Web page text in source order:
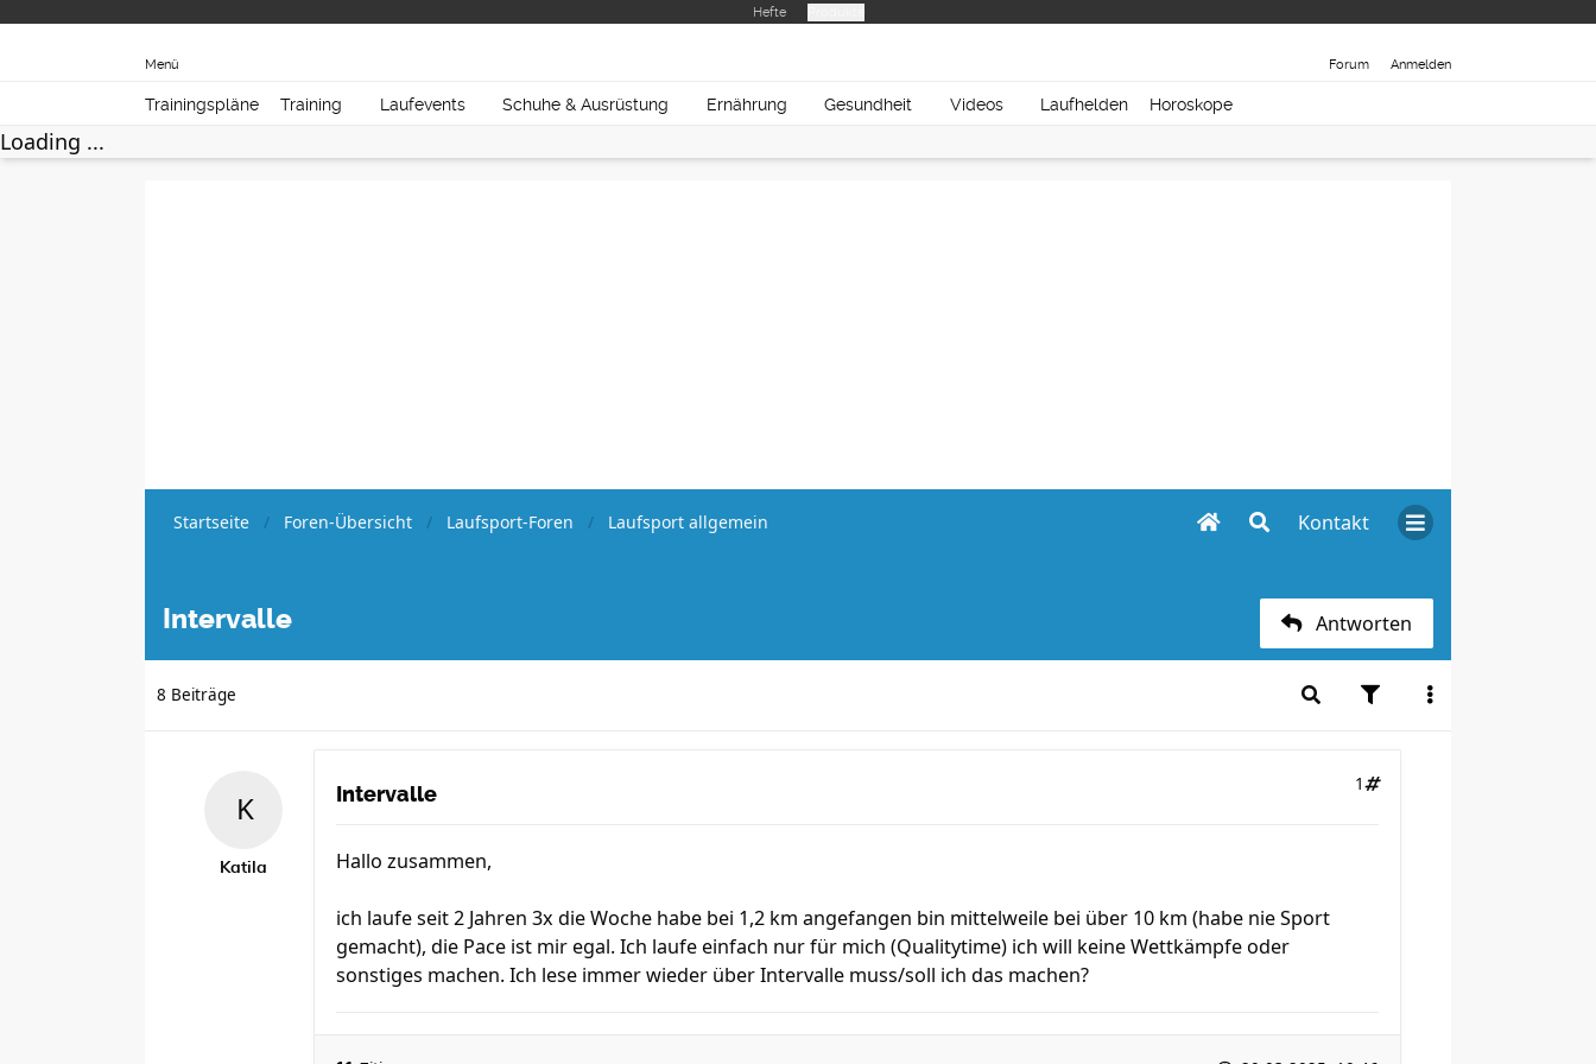
Hefte
Forum Anmelden
Menü
Trainingspläne Training Laufevents Schuhe & Ausrüstung Ernährung Gesundheit Videos Laufhelden Horoskope
Loading ...
Kontakt
Startseite Foren-Übersicht Laufsport-Foren Laufsport allgemein
Intervalle Antworten
8 Beiträge
Katila
Intervalle 1
Hallo zusammen,
ich laufe seit 2 Jahren 3x die Woche habe bei 1,2 km angefangen bin mittelweile bei über 10 km (habe nie Sport
gemacht), die Pace ist mir egal. Ich laufe einfach nur für mich (Qualitytime) ich will keine Wettkämpfe oder
sonstiges machen. Ich lese immer wieder über Intervalle muss/soll ich das machen?